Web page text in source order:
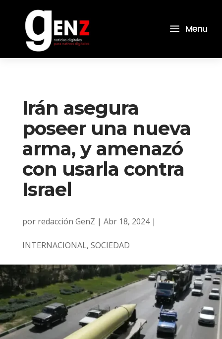
a Menu
Irán asegura
poseer una nueva
arma, y amenazó
con usarla contra
Israel
por redacción GenZ | Abr 18, 2024|
INTERNACIONAL, SOCIEDAD